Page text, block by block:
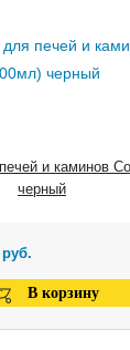
и каминов
черный
руб.
В корзину